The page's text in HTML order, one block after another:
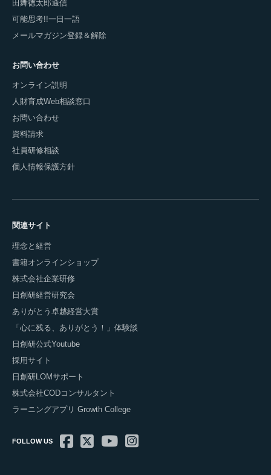
田舞徳太郎通信
可能思考!!一日一語
メールマガジン登録＆解除
お問い合わせ
オンライン説明
人財育成Web相談窓口
お問い合わせ
資料請求
社員研修相談
個人情報保護方針
関連サイト
理念と経営
書籍オンラインショップ
株式会社企業研修
日創研経営研究会
ありがとう卓越経営大賞
「心に残る、ありがとう！」体験談
日創研公式Youtube
採用サイト
日創研LOMサポート
株式会社CODコンサルタント
ラーニングアプリ Growth College
FOLLOW US